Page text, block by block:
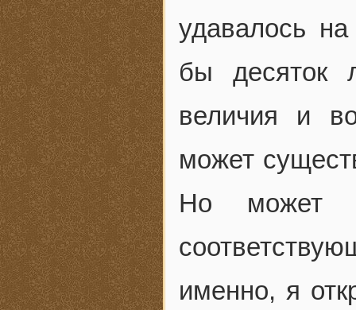
удавалось
бы десяток
величия и
может
Но может
именно, я